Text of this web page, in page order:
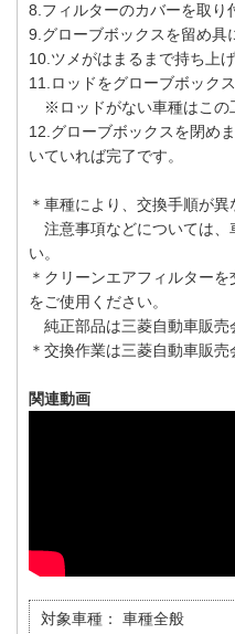
8.フィルターのカバーを取り
9.グローブボックスを留め具
10.ツメがはまるまで持ち上げ
11.ロッドをグローブボック
※ロッドがない車種はこの
12.グローブボックスを閉め
いていれば完了です。
＊車種により、交換手順が異
注意事項などについては、
い。
＊クリーンエアフィルター
をご使用ください。
純正部品は三菱自動車販売
＊交換作業は三菱自動車販売
関連動画
対象車種： 車種全般